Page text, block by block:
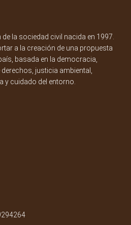
la sociedad civil nacida en 1997.
a la creación de una propuesta
basada en la democracia,
justicia ambiental,
y cuidado del entorno.